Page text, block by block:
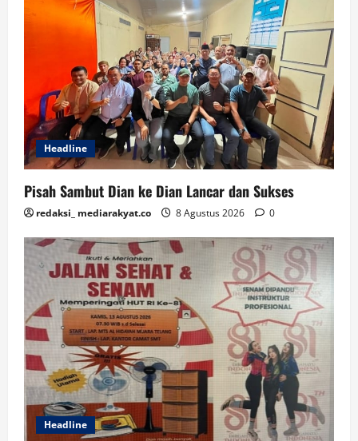
Headline
Pisah Sambut Dian ke Dian Lancar dan Sukses
redaksi_ mediarakyat.co 8 Agustus 2026 0
Headline